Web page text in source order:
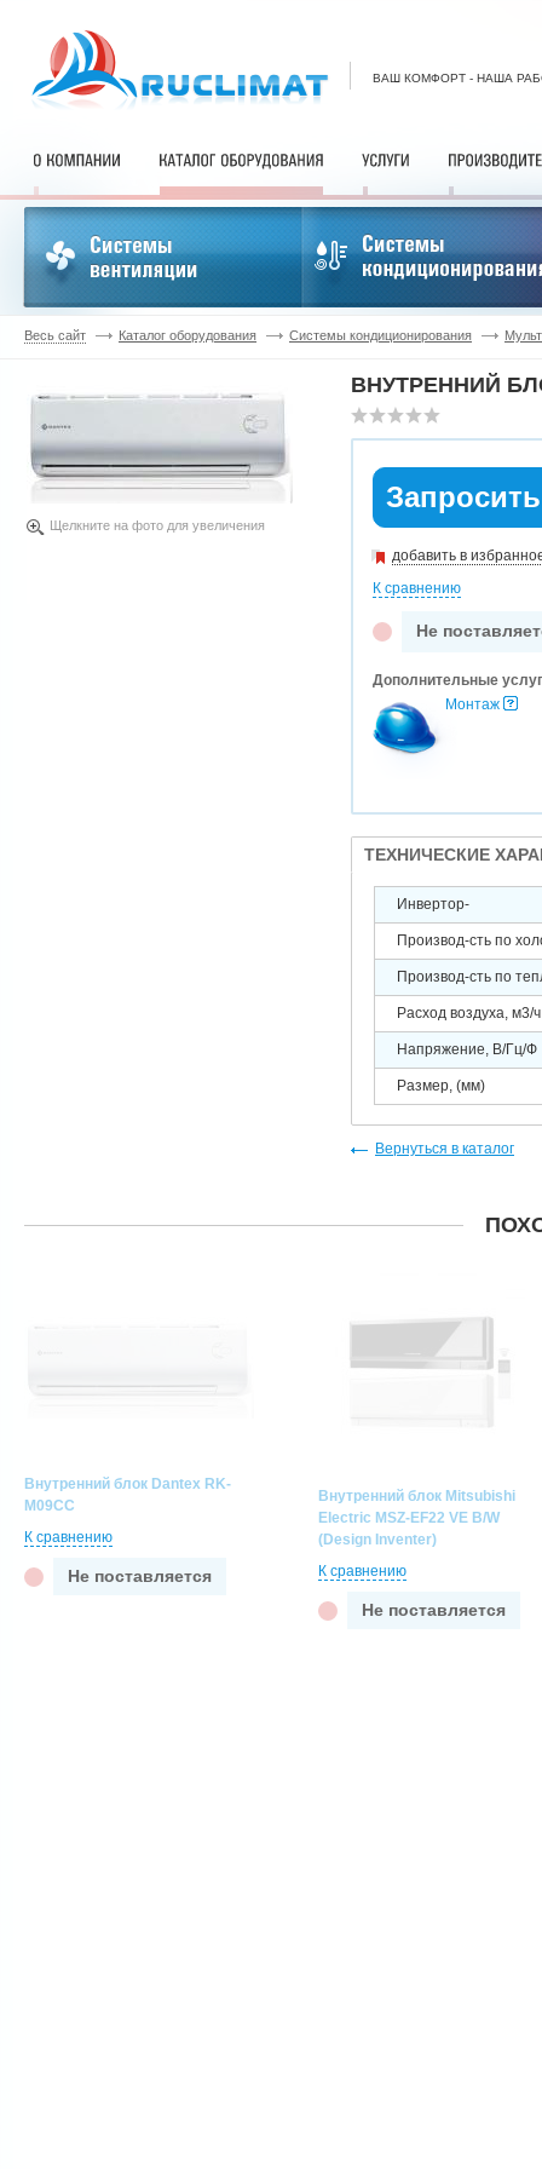
ВАШ КОМФОРТ - НАША
Весь сайт Каталог оборудования Системы кондиционирования
Щелкните на фото для увеличения
ВНУТРЕННИЙ
добавить в
К сравнению
Не
Дополнительные
Монтаж
ТЕХНИЧЕСКИЕ
Инвертор-
Производ-сть по
Производ-сть по
Расход воздуха, м3/ч
Напряжение, В/Гц/Ф
Размер, (мм)
Вернуться в каталог
Внутренний блок Dantex RK-
M09CC
К сравнению
Не поставляется
Внутренний блок Mitsubishi
Electric MSZ-EF22 VE B/W
(Design Inventer)
К сравнению
Не поставляется